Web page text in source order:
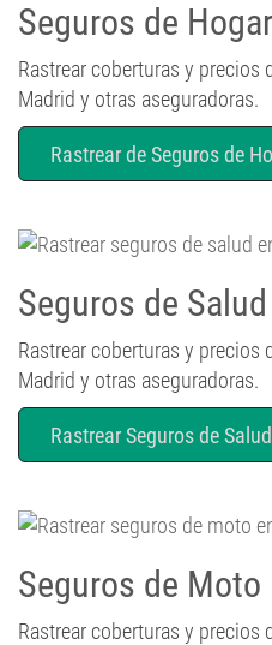
Seguros de Hogar
Rastrear coberturas y precios
Madrid y otras aseguradoras.
Rastrear de Seguros de
Seguros de Salud
Rastrear coberturas y precios
Madrid y otras aseguradoras.
Rastrear Seguros de Salud
Seguros de Moto
Rastrear coberturas y precios